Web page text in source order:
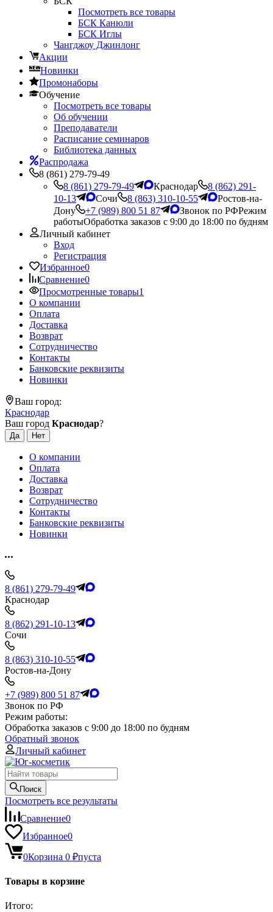
Посмотреть все товары
БСК Канюли
БСК Иглы
Чангджоу Джинлонг
Акции
Новинки
Промонаборы
Обучение
Посмотреть все товары
Об обучении
Преподаватели
Расписание семинаров
Библиотека данных
Распродажа
8 (861) 279-79-49
8 (861) 279-79-49
Краснодар
8 (862) 291-
10-13
Сочи 8 (863) 310-10-55
Ростов-на-
Дону
+7 (989) 800 51 87 Звонок по РФРежим
работыОбработка заказов с 9:00 до 18:00 по будням
Личный кабинет
Вход
Регистрация
Избранное0
Сравнение0
Просмотренные товары1
О компании
Оплата
Доставка
Возврат
Сотрудничество
Контакты
Банковские реквизиты
Новинки
Ваш город:
Краснодар
Ваш город Краснодар?
О компании
Оплата
Доставка
Возврат
Сотрудничество
Контакты
Банковские реквизиты
Новинки
8 (861) 279-79-49
Краснодар
8 (862) 291-10-13
Сочи
8 (863) 310-10-55
Ростов-на-Дону
+7 (989) 800 51 87
Звонок по РФ
Режим работы:
Обработка заказов с 9:00 до 18:00 по будням
Обратный звонок
Личный кабинет
Поиск
Посмотреть все результаты
Сравнение0
Избранное0
0Корзина 0 ₽пуста
Товары в корзине
Итого: